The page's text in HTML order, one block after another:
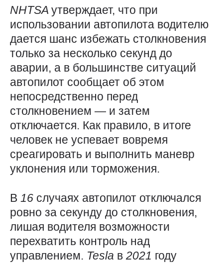
NHTSA утверждает, что при
использовании автопилота водителю
дается шанс избежать столкновения
только за несколько секунд до
аварии, а в большинстве ситуаций
автопилот сообщает об этом
непосредственно перед
столкновением — и затем
отключается. Как правило, в итоге
человек не успевает вовремя
среагировать и выполнить маневр
уклонения или торможения.
В 16 случаях автопилот отключался
ровно за секунду до столкновения,
лишая водителя возможности
перехватить контроль над
управлением. Tesla в 2021 году